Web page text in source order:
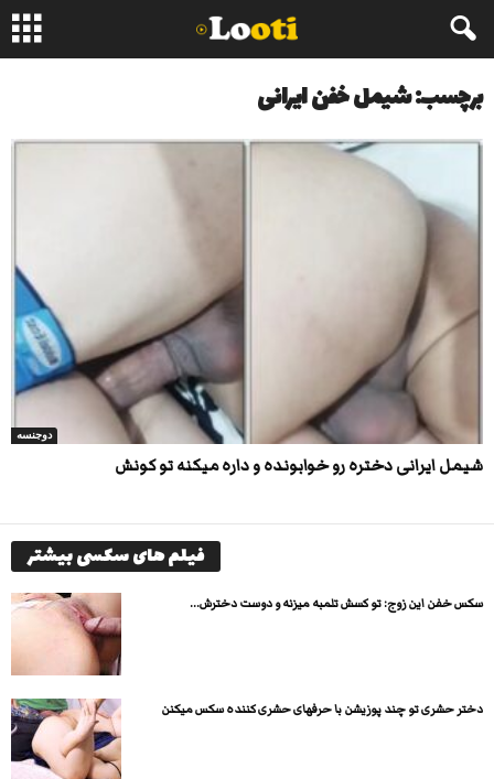
برچسب: شیمل خفن ایرانی
دوجنسه
شیمل ایرانی دختره رو خوابونده و داره میکنه تو کونش
فیلم های سکسی بیشتر
سکس خفن این زوج: تو کسش تلمبه میزنه و دوست دخترش...
دختر حشری تو چند پوزیشن با حرفهای حشری کننده سکس میکنن